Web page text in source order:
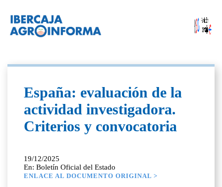
España: evaluación de la
actividad investigadora.
Criterios y convocatoria
19/12/2025
En: Boletín Oficial del Estado
ENLACE AL DOCUMENTO ORIGINAL >